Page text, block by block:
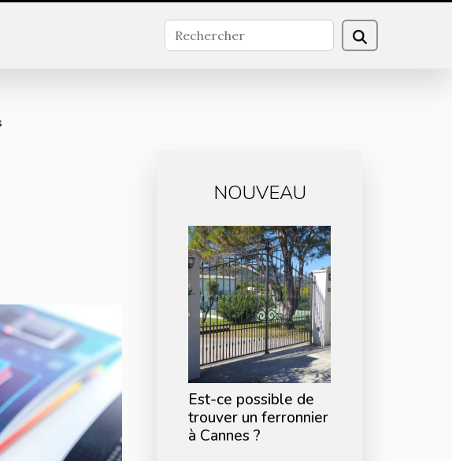
NOUVEAU
Est-ce possible de
trouver un ferronnier
à Cannes ?